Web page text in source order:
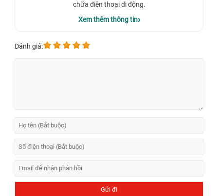
chữa điện thoại di động.
Xem thêm thông tin
Đánh giá: